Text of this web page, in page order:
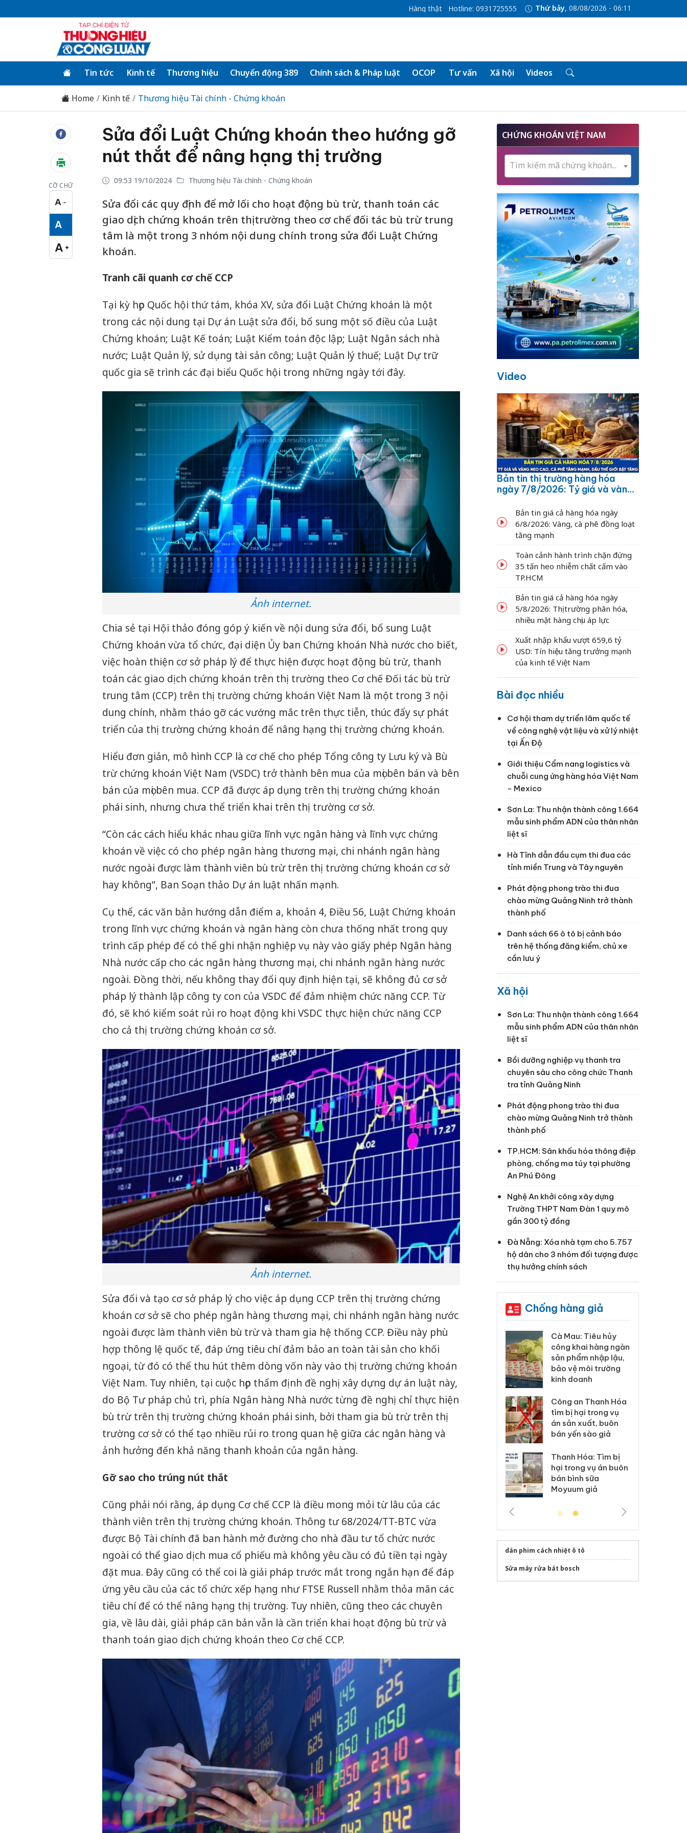
Hàng thật Hotline: 0931725555 Thứ bảy, 08/08/2026 - 06:11
Tin tức Kinh tế Thương hiệu Chuyển động 389 Chính sách & Pháp luật OCOP Tư vấn Xã hội Videos
Home Kinh tế Thương hiệu Tài chính - Chứng khoán
CỠ CHỮ
A −
Cỡ chữ nhỏ
A
Cỡ chữ vừa
A +
Cỡ chữ lớn
Sửa đổi Luật Chứng khoán theo hướng gỡ
nút thắt để nâng hạng thị trường
09:53 19/10/2024 Thương hiệu Tài chính - Chứng khoán
Sửa đổi các quy định để mở lối cho hoạt động bù trừ, thanh toán các
giao dịch chứng khoán trên thị trường theo cơ chế đối tác bù trừ trung
tâm là một trong 3 nhóm nội dung chính trong sửa đổi Luật Chứng
khoán.
Tranh cãi quanh cơ chế CCP
Tại kỳ họp Quốc hội thứ tám, khóa XV, sửa đổi Luật Chứng khoán là một
trong các nội dung tại Dự án Luật sửa đổi, bổ sung một số điều của Luật
Chứng khoán; Luật Kế toán; Luật Kiểm toán độc lập; Luật Ngân sách nhà
nước; Luật Quản lý, sử dụng tài sản công; Luật Quản lý thuế; Luật Dự trữ
quốc gia sẽ trình các đại biểu Quốc hội trong những ngày tới đây.
Ảnh internet.
Chia sẻ tại Hội thảo đóng góp ý kiến về nội dung sửa đổi, bổ sung Luật
Chứng khoán vừa tổ chức, đại diện Ủy ban Chứng khoán Nhà nước cho biết,
việc hoàn thiện cơ sở pháp lý để thực hiện được hoạt động bù trừ, thanh
toán các giao dịch chứng khoán trên thị trường theo Cơ chế Đối tác bù trừ
trung tâm (CCP) trên thị trường chứng khoán Việt Nam là một trong 3 nội
dung chính, nhằm tháo gỡ các vướng mắc trên thực tiễn, thúc đẩy sự phát
triển của thị trường chứng khoán để nâng hạng thị trường chứng khoán.
Hiểu đơn giản, mô hình CCP là cơ chế cho phép Tổng công ty Lưu ký và Bù
trừ chứng khoán Việt Nam (VSDC) trở thành bên mua của mọi bên bán và bên
bán của mọi bên mua. CCP đã được áp dụng trên thị trường chứng khoán
phái sinh, nhưng chưa thể triển khai trên thị trường cơ sở.
“Còn các cách hiểu khác nhau giữa lĩnh vực ngân hàng và lĩnh vực chứng
khoán về việc có cho phép ngân hàng thương mại, chi nhánh ngân hàng
nước ngoài được làm thành viên bù trừ trên thị trường chứng khoán cơ sở
hay không”, Ban Soạn thảo Dự án luật nhấn mạnh.
Cụ thể, các văn bản hướng dẫn điểm a, khoản 4, Điều 56, Luật Chứng khoán
trong lĩnh vực chứng khoán và ngân hàng còn chưa thống nhất trong quy
trình cấp phép để có thể ghi nhận nghiệp vụ này vào giấy phép Ngân hàng
Nhà nước cấp cho các ngân hàng thương mại, chi nhánh ngân hàng nước
ngoài. Đồng thời, nếu không thay đổi quy định hiện tại, sẽ không đủ cơ sở
pháp lý thành lập công ty con của VSDC để đảm nhiệm chức năng CCP. Từ
đó, sẽ khó kiểm soát rủi ro hoạt động khi VSDC thực hiện chức năng CCP
cho cả thị trường chứng khoán cơ sở.
Ảnh internet.
Sửa đổi và tạo cơ sở pháp lý cho việc áp dụng CCP trên thị trường chứng
khoán cơ sở sẽ cho phép ngân hàng thương mại, chi nhánh ngân hàng nước
ngoài được làm thành viên bù trừ và tham gia hệ thống CCP. Điều này phù
hợp thông lệ quốc tế, đáp ứng tiêu chí đảm bảo an toàn tài sản cho khối
ngoại, từ đó có thể thu hút thêm dòng vốn này vào thị trường chứng khoán
Việt Nam. Tuy nhiên, tại cuộc họp thẩm định đề nghị xây dựng dự án luật này,
do Bộ Tư pháp chủ trì, phía Ngân hàng Nhà nước từng đề nghị chỉ thực hiện
bù trừ trên thị trường chứng khoán phái sinh, bởi tham gia bù trừ trên thị
trường cơ sở có thể tạo nhiều rủi ro trong quan hệ giữa các ngân hàng và
ảnh hưởng đến khả năng thanh khoản của ngân hàng.
Gỡ sao cho trúng nút thắt
Cũng phải nói rằng, áp dụng Cơ chế CCP là điều mong mỏi từ lâu của các
thành viên trên thị trường chứng khoán. Thông tư 68/2024/TT-BTC vừa
được Bộ Tài chính đã ban hành mở đường cho nhà đầu tư tổ chức nước
ngoài có thể giao dịch mua cổ phiếu mà không yêu cầu có đủ tiền tại ngày
đặt mua. Đây cũng có thể coi là giải pháp trước mắt trong ngắn hạn để đáp
ứng yêu cầu của các tổ chức xếp hạng như FTSE Russell nhằm thỏa mãn các
tiêu chí để có thể nâng hạng thị trường. Tuy nhiên, cũng theo các chuyên
gia, về lâu dài, giải pháp căn bản vẫn là cần triển khai hoạt động bù trừ và
thanh toán giao dịch chứng khoán theo Cơ chế CCP.
CHỨNG KHOÁN VIỆT NAM
Tìm kiếm mã chứng khoán...
Video
Bản tin thị trường hàng hóa
ngày 7/8/2026: Tỷ giá và vàng
dầu thế giới bật tăng
Bản tin giá cả hàng hóa ngày
6/8/2026: Vàng, cà phê đồng loạt
tăng mạnh
Toàn cảnh hành trình chặn đứng
35 tấn heo nhiễm chất cấm vào
TP.HCM
Bản tin giá cả hàng hóa ngày
5/8/2026: Thị trường phân hóa,
nhiều mặt hàng chịu áp lực
Xuất nhập khẩu vượt 659,6 tỷ
USD: Tín hiệu tăng trưởng mạnh
của kinh tế Việt Nam
Bài đọc nhiều
Cơ hội tham dự triển lãm quốc tế
về công nghệ vật liệu và xử lý nhiệt
tại Ấn Độ
Giới thiệu Cẩm nang logistics và
chuỗi cung ứng hàng hóa Việt Nam
- Mexico
Sơn La: Thu nhận thành công 1.664
mẫu sinh phẩm ADN của thân nhân
liệt sĩ
Hà Tĩnh dẫn đầu cụm thi đua các
tỉnh miền Trung và Tây nguyên
Phát động phong trào thi đua
chào mừng Quảng Ninh trở thành
thành phố
Danh sách 66 ô tô bị cảnh báo
trên hệ thống đăng kiểm, chủ xe
cần lưu ý
Xã hội
Sơn La: Thu nhận thành công 1.664
mẫu sinh phẩm ADN của thân nhân
liệt sĩ
Bồi dưỡng nghiệp vụ thanh tra
chuyên sâu cho công chức Thanh
tra tỉnh Quảng Ninh
Phát động phong trào thi đua
chào mừng Quảng Ninh trở thành
thành phố
TP.HCM: Sân khấu hóa thông điệp
phòng, chống ma túy tại phường
An Phú Đông
Nghệ An khởi công xây dựng
Trường THPT Nam Đàn 1 quy mô
gần 300 tỷ đồng
Đà Nẵng: Xóa nhà tạm cho 5.757
hộ dân cho 3 nhóm đối tượng được
thụ hưởng chính sách
Chống hàng giả
Cà Mau: Tiêu hủy
công khai hàng ngàn
bảo vệ môi trường
kinh doanh
Công an Thanh Hóa
tìm bị hại trong vụ
án sản xuất, buôn
bán yến sào giả
Khẩn trương xác
minh, xử lý sản phẩm
Slimaura Care x3 sử
dụng giấy phép giả
mạo
Lào Cai xử lý 83 vụ vi
phạm thương mại
trong tháng 7
Hưng Yên: Xử lý 6 hộ
kinh doanh bán hàng
giả mạo nhãn hiệu
Adidas, Nike
dán phim cách nhiệt ô tô
Sửa máy rửa bát bosch